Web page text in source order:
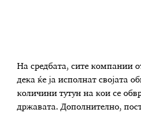
На средбата, сите компании
дека ќе ја исполнат својата
количини тутун на кои се
државата. Дополнително,